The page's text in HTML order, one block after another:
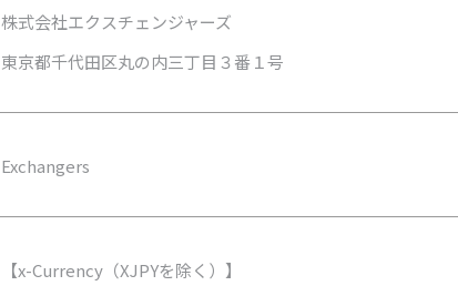
株式会社エクスチェンジャーズ
東京都千代田区丸の内三丁目３番１号
Exchangers
【x-Currency（XJPYを除く）】